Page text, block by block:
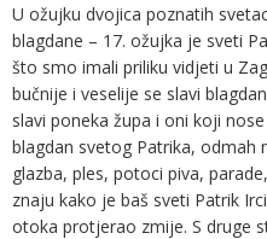
U ožujku dvojica poznatih
blagdane – 17. ožujka je sveti
što smo imali priliku vidjeti u
bučnije i veselije se slavi
slavi poneka župa i oni koji
blagdan svetog Patrika, odmah
glazba, ples, potoci piva,
znaju kako je baš sveti Patrik
otoka protjerao zmije. S druge